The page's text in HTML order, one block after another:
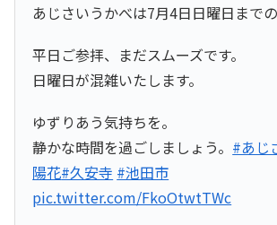
あじさいうかべは7月4日日曜日までの
平日ご参拝、まだスムーズです。
日曜日が混雑いたします。
ゆずりあう気持ちを。
静かな時間を過ごしましょう。 #あじ
陽花#久安寺 #池田市
pic.twitter.com/FkoOtwtTWc